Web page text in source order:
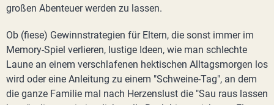
großen Abenteuer werden zu lassen.
Ob (fiese) Gewinnstrategien für Eltern, die sonst immer im
Memory-Spiel verlieren, lustige Ideen, wie man schlechte
Laune an einem verschlafenen hektischen Alltagsmorgen los
wird oder eine Anleitung zu einem "Schweine-Tag", an dem
die ganze Familie mal nach Herzenslust die "Sau raus lassen